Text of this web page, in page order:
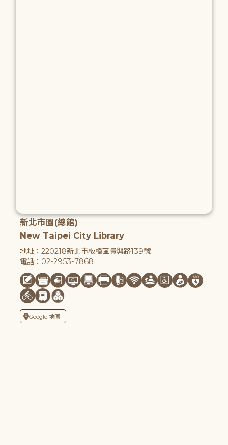
新北市圖(總館)
New Taipei City Library
地址：220218新北市板橋區貴興路139號
電話：02-2953-7868
Google 地圖